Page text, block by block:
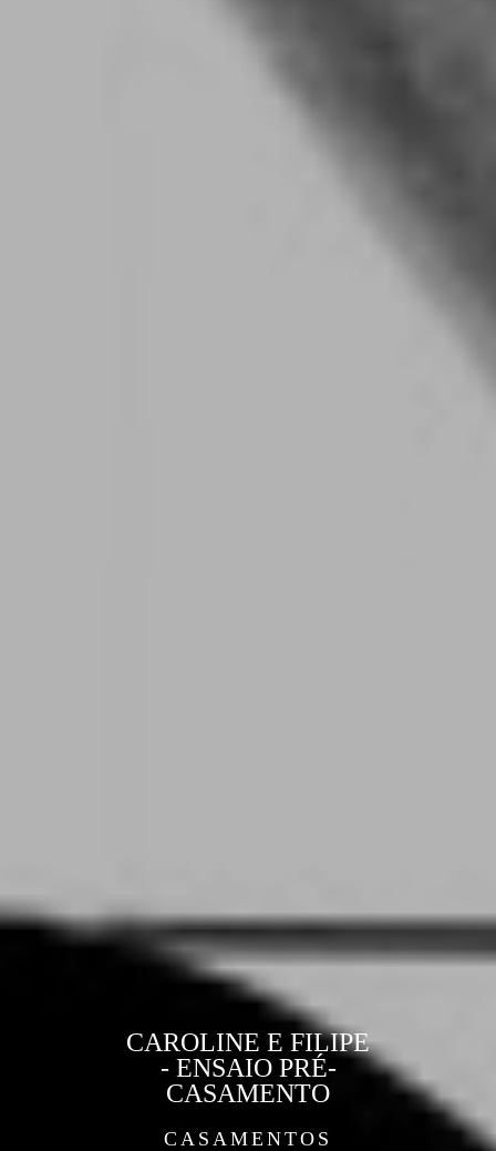
CASAMENTOS
CAROLINE E FILIPE
- ENSAIO PRÉ-
CASAMENTO